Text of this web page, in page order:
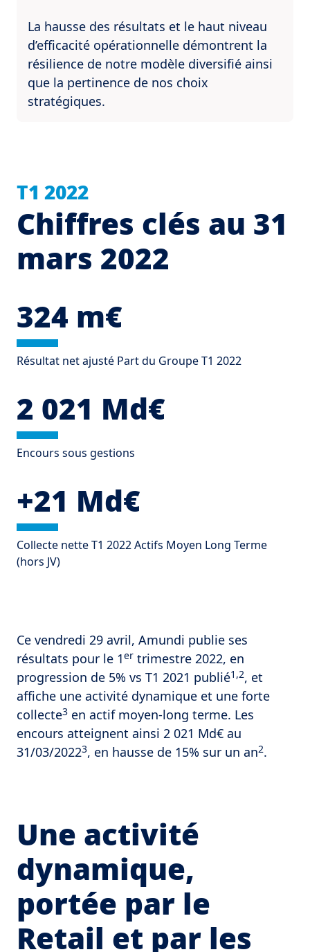
La hausse des résultats et le haut niveau
d’efficacité opérationnelle démontrent la
résilience de notre modèle diversifié ainsi
que la pertinence de nos choix
stratégiques.
T1 2022
Chiffres clés au 31
mars 2022
324 m€
Résultat net ajusté Part du Groupe T1 2022
2 021 Md€
Encours sous gestions
+21 Md€
Collecte nette T1 2022 Actifs Moyen Long Terme
(hors JV)
Ce vendredi 29 avril, Amundi publie ses
résultats pour le 1er trimestre 2022, en
progression de 5% vs T1 2021 publié1,2, et
affiche une activité dynamique et une forte
collecte3 en actif moyen-long terme. Les
encours atteignent ainsi 2 021 Md€ au
31/03/20223, en hausse de 15% sur un an2.
Une activité
dynamique,
portée par le
Retail et par les